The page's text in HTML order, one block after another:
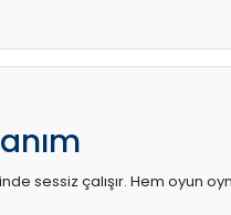
sessiz çalışır. Hem oyun